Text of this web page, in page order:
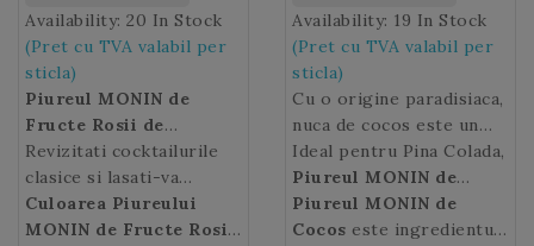
Availability: 20 In Stock
(Pret cu TVA valabil per
sticla)
Piureul MONIN de
Fructe Rosii de
Padureeste un preparat
care are la baza capsuni,
zmeura si afine.
Revizitati cocktailurile
clasice si lasati-va
imaginatia sa zboare
decorandu-va deserturile
Culoarea Piureului
MONIN de Fructe Rosii
Availability: 19 In Stock
(Pret cu TVA valabil per
sticla)
Cu o origine paradisiaca,
nuca de cocos este un
fruct dulce si delicios cu
un gust tipic care te va
duce in “rai”. Lasa-ti
imaginatia sa zboare
Ideal pentru Pina Colada,
Piureul MONIN de
Cocosva inlocui cu
usurinta laptele de
Piureul MONIN de
Cocos este ingredientul